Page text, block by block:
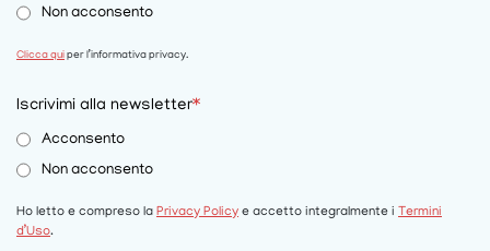
Non acconsento
Clicca quiper l’informativa privacy.
Iscrivimi alla newsletter*
Acconsento
Non acconsento
Ho letto e compreso la Privacy Policy e accetto integralmente i Termini
d’Uso.